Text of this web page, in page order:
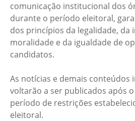
comunicação institucional dos
durante o período eleitoral,
dos princípios da legalidade, da
moralidade e da igualdade de
candidatos.
As notícias e demais conteúdos
voltarão a ser publicados após
período de restrições
eleitoral.